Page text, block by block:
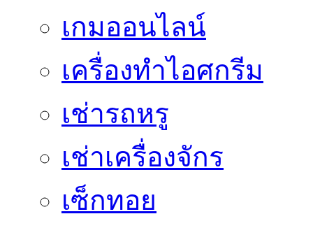
เกมออนไลน์
เครื่องทำไอศกรีม
เช่ารถหรู
เช่าเครื่องจักร
เซ็กทอย